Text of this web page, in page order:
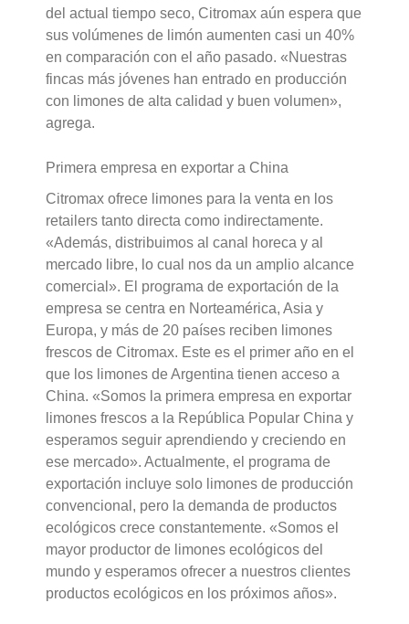
del actual tiempo seco, Citromax aún espera que
sus volúmenes de limón aumenten casi un 40%
en comparación con el año pasado. «Nuestras
fincas más jóvenes han entrado en producción
con limones de alta calidad y buen volumen»,
agrega.
Primera empresa en exportar a China
Citromax ofrece limones para la venta en los
retailers tanto directa como indirectamente.
«Además, distribuimos al canal horeca y al
mercado libre, lo cual nos da un amplio alcance
comercial». El programa de exportación de la
empresa se centra en Norteamérica, Asia y
Europa, y más de 20 países reciben limones
frescos de Citromax. Este es el primer año en el
que los limones de Argentina tienen acceso a
China. «Somos la primera empresa en exportar
limones frescos a la República Popular China y
esperamos seguir aprendiendo y creciendo en
ese mercado». Actualmente, el programa de
exportación incluye solo limones de producción
convencional, pero la demanda de productos
ecológicos crece constantemente. «Somos el
mayor productor de limones ecológicos del
mundo y esperamos ofrecer a nuestros clientes
productos ecológicos en los próximos años».